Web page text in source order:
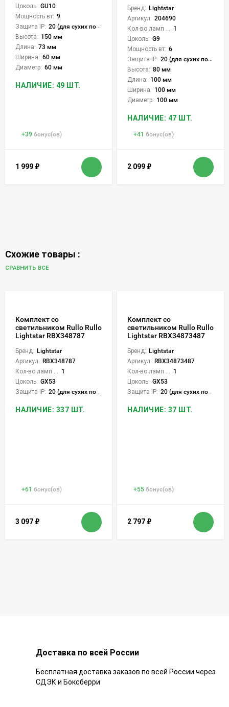
Цоколь: GU10
Мощность вт: 9
Защита IP: 20 (для сухих пом.)
Высота: 150 мм
Длина: 73 мм
Ширина: 60 мм
Диаметр: 60 мм
НАЛИЧИЕ: 49 ШТ.
+39 бонус(ов)
1 999 ₽
Бренд: Lightstar
Артикул: 204690
1
Цоколь: G9
Мощность вт: 6
Защита IP: 20 (для сухих пом.)
Высота: 80 мм
Длина: 100 мм
Ширина: 100 мм
Диаметр: 100 мм
НАЛИЧИЕ: 47 ШТ.
+41 бонус(ов)
2 099 ₽
Схожие товары :
СРАВНИТЬ ВСЕ
Комплект со
светильником Rullo Rullo
Lightstar RBX348787
Бренд: Lightstar
Артикул: RBX348787
1
Цоколь: GX53
Защита IP: 20 (для сухих пом.)
НАЛИЧИЕ: 337 ШТ.
+61 бонус(ов)
3 097 ₽
Комплект со
светильником Rullo Rullo
Lightstar RBX34873487
Бренд: Lightstar
Артикул: RBX34873487
1
Цоколь: GX53
Защита IP: 20 (для сухих пом.)
НАЛИЧИЕ: 37 ШТ.
+55 бонус(ов)
2 797 ₽
Доставка по всей России
Бесплатная доставка заказов по всей России через
СДЭК и Боксберри